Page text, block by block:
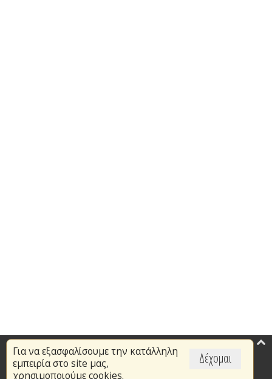
Δέχομαι
Για να εξασφαλίσουμε την κατάλληλη
εμπειρία στο site μας,
χρησιμοποιούμε cookies.
Επικαιρότητα
Το Πυροσβεστικό Σώμα